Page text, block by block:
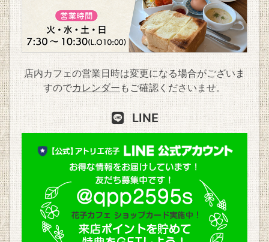
店内カフェの営業日時は変更になる場合がございま
すのでカレンダー もご確認くださいませ。
LINE